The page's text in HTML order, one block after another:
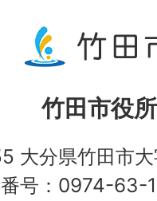
竹田市役所
大分県竹田市
号：0974-63-